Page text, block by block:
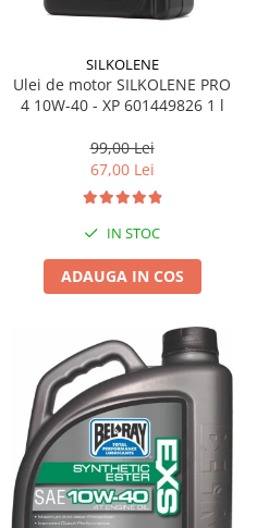
SILKOLENE
Ulei de motor SILKOLENE PRO
4 10W-40 - XP 601449826 1 l
99,00 Lei
67,00 Lei
IN STOC
ADAUGA IN COS